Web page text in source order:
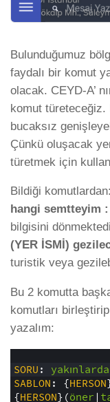
Bulunduğumuz
faydalı bir komut
olacak. CEYD-A’
komut türeteceğiz.
bucaksız
Çünkü oluşacak
türetmek için
Bildiği komutlardan:
hangi semtteyim :
bilgisini
(YER İSMİ)
turistik veya
Bu 2 komutta
komutları birleştirip
yazalım:
SORU: yakınlarda
SABLON: {HERSON
{HERSON}(öner |